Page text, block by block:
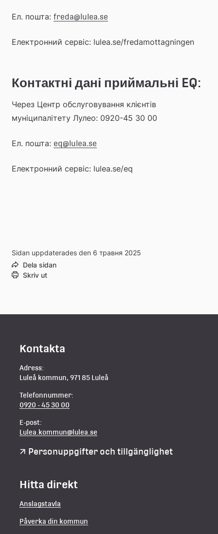
Ел. пошта: freda@lulea.se
Електронний сервіс: lulea.se/fredamottagningen
Контактні дані приймальні EQ:
Через Центр обслуговування клієнтів
муніципалітету Лулео: 0920-45 30 00
Ел. пошта: eq@lulea.se
Електронний сервіс: lulea.se/eq
Sidan uppdaterades den 6 травня 2025
Dela sidan
Skriv ut
Kontakta
Adress:
Luleå kommun, 971 85 Luleå
Telefonnummer:
0920 - 45 30 00
E-post:
Lulea.kommun@lulea.se
Personuppgifter och tillgänglighet
Hitta direkt
Anslagstavla
Påverka din kommun